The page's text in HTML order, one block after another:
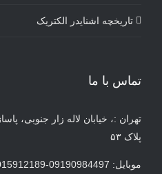
تاریخچه اشنایدر الکتریک
تماس با ما
تهران :، خیابان لاله زار جنوبی،
پلاک ۵۳
موبایل: 09190984497-09015912189